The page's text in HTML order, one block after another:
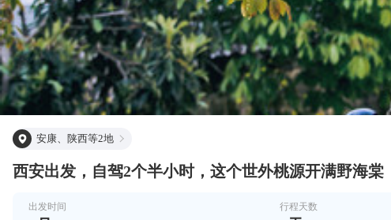
安康、陕西等2地
西安出发，自驾2个半小时，这个世外桃源开满野海棠
出发时间 行程天数